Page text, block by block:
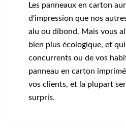
Les panneaux en carton
d'impression que nos
alu ou dibond. Mais vous
bien plus écologique, et
concurrents ou de vos
panneau en carton
vos clients, et la plupart
surpris.